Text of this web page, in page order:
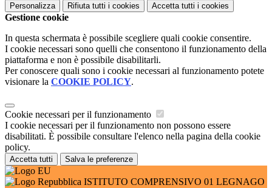
Personalizza Rifiuta tutti i cookies Accetta tutti i cookies
Gestione cookie
In questa schermata è possibile scegliere quali cookie consentire.
I cookie necessari sono quelli che consentono il funzionamento della
piattaforma e non è possibile disabilitarli.
Per conoscere quali sono i cookie necessari al funzionamento potete
visionare la COOKIE POLICY.
Cookie necessari per il funzionamento
I cookie necessari per il funzionamento non possono essere
disabilitati. È possibile consultare l'elenco nella pagina della cookie
policy.
Accetta tutti Salva le preferenze
ISTITUTO COMPRENSIVO 01 LEGNAGO